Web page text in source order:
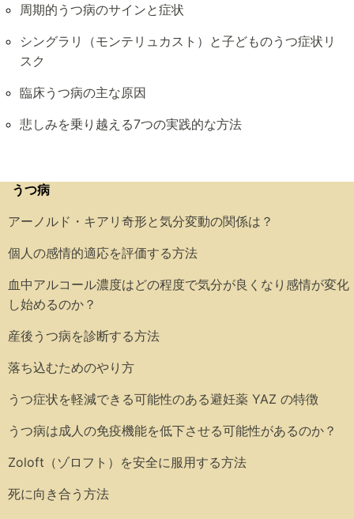
周期的うつ病のサインと症状
シングラリ（モンテリュカスト）と子どものうつ症状リ
スク
臨床うつ病の主な原因
悲しみを乗り越える7つの実践的な方法
うつ病
アーノルド・キアリ奇形と気分変動の関係は？
個人の感情的適応を評価する方法
血中アルコール濃度はどの程度で気分が良くなり感情が変化
し始めるのか？
産後うつ病を診断する方法
落ち込むためのやり方
うつ症状を軽減できる可能性のある避妊薬 YAZ の特徴
うつ病は成人の免疫機能を低下させる可能性があるのか？
Zoloft（ゾロフト）を安全に服用する方法
死に向き合う方法